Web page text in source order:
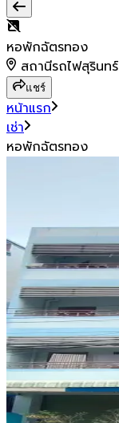
หอพักฉัตรทอง
สถานีรถไฟสุรินทร์
แชร์
หน้าแรก
เช่า
หอพักฉัตรทอง